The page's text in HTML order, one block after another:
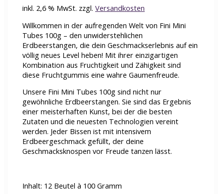
inkl. 2,6 % MwSt. zzgl.Versandkosten
Willkommen in der aufregenden Welt von Fini Mini
Tubes 100g – den unwiderstehlichen
Erdbeerstangen, die dein Geschmackserlebnis auf ein
völlig neues Level heben! Mit ihrer einzigartigen
Kombination aus Fruchtigkeit und Zähigkeit sind
diese Fruchtgummis eine wahre Gaumenfreude.
Unsere Fini Mini Tubes 100g sind nicht nur
gewöhnliche Erdbeerstangen. Sie sind das Ergebnis
einer meisterhaften Kunst, bei der die besten
Zutaten und die neuesten Technologien vereint
werden. Jeder Bissen ist mit intensivem
Erdbeergeschmack gefüllt, der deine
Geschmacksknospen vor Freude tanzen lässt.
Inhalt: 12 Beutel à 100 Gramm